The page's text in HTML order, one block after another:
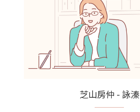
芝山房仲 - 詠溱